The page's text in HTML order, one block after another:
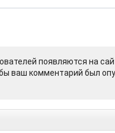
появляются на
ваш комментарий был